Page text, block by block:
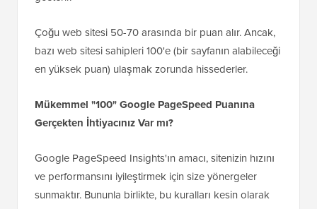
Çoğu web sitesi 50-70 arasında bir puan alır. Ancak,
bazı web sitesi sahipleri 100'e (bir sayfanın alabileceği
en yüksek puan) ulaşmak zorunda hissederler.
Mükemmel "100" Google PageSpeed Puanına
Gerçekten İhtiyacınız Var mı?
Google PageSpeed Insights'ın amacı, sitenizin hızını
ve performansını iyileştirmek için size yönergeler
sunmaktır. Bununla birlikte, bu kuralları kesin olarak